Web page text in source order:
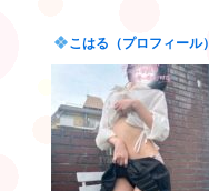
こはる（プロフィール）